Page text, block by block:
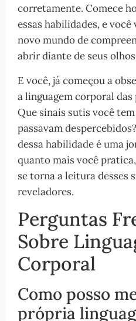
corretamente. Comece
essas habilidades, e
novo mundo de
abrir diante de seus
E você, já começou a
a linguagem corporal das
Que sinais sutis você
passavam
dessa habilidade é uma
quanto mais você
se torna a leitura desses
reveladores.
Perguntas
Sobre
Corporal
Como posso
própria